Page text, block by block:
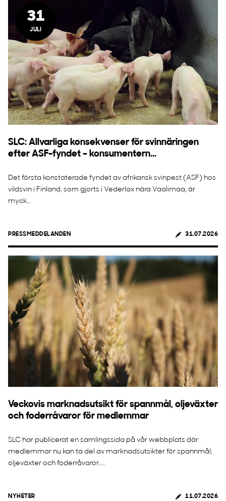
31
JULI
SLC: Allvarliga konsekvenser för svinnäringen
efter ASF-fyndet – konsumentern...
Det första konstaterade fyndet av afrikansk svinpest (ASF) hos
vildsvin i Finland, som gjorts i Vederlax nära Vaalimaa, är
myck...
PRESSMEDDELANDEN 31.07.2026
Veckovis marknadsutsikt för spannmål, oljeväxter
och foderråvaror för medlemmar
SLC har publicerat en samlingssida på vår webbplats där
medlemmar nu kan ta del av marknadsutsikter för spannmål,
oljeväxter och foderråvaror....
NYHETER 11.07.2026